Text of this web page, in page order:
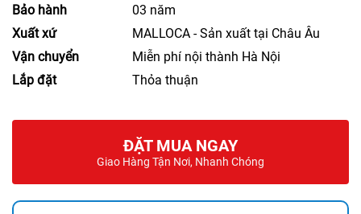
Bảo hành
03 năm
Xuất xứ
MALLOCA - Sản xuất tại Châu Âu
Vận chuyển
Miễn phí nội thành Hà Nội
Lắp đặt
Thỏa thuận
ĐẶT MUA NGAY
Giao Hàng Tận Nơi, Nhanh Chóng